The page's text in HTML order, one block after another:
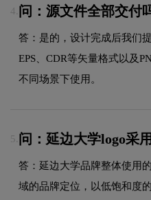
4. 问：源文件全部交付
答：是的，设计完成后我们
EPS、CDR等矢量格式以及
不同场景下使用。
5. 问：延边大学logo采
答：延边大学品牌整体使用
域的品牌定位，以低饱和度